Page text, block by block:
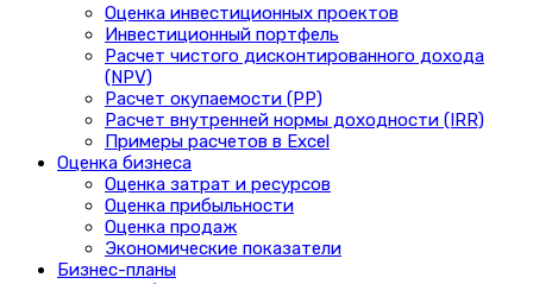
Оценка инвестиционных проектов
Инвестиционный портфель
Расчет чистого дисконтированного дохода
(NPV)
Расчет окупаемости (PP)
Расчет внутренней нормы доходности (IRR)
Примеры расчетов в Excel
Оценка бизнеса
Оценка затрат и ресурсов
Оценка прибыльности
Оценка продаж
Экономические показатели
Бизнес-планы